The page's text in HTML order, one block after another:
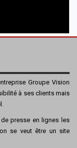
Groupe Vision
à ses clients mais
presse en lignes les
se veut être un site